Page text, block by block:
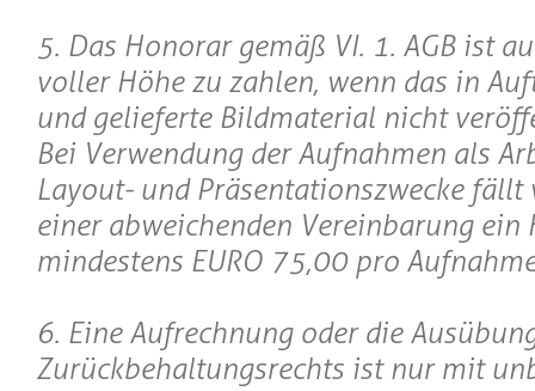
5. Das Honorar gemäß VI. 1. AGB ist
voller Höhe zu zahlen, wenn das in
und gelieferte Bildmaterial nicht
Bei Verwendung der Aufnahmen als
Layout- und Präsentationszwecke
einer abweichenden Vereinbarung ein
mindestens EURO 75,00 pro
6. Eine Aufrechnung oder die
Zurückbehaltungsrechts ist nur mit